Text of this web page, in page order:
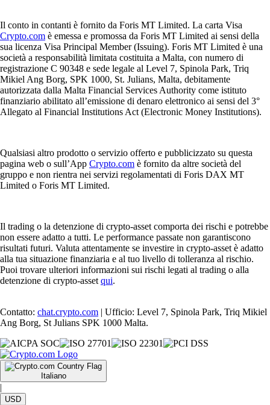
Il conto in contanti è fornito da Foris MT Limited. La carta Visa
Crypto.com è emessa e promossa da Foris MT Limited ai sensi della
sua licenza Visa Principal Member (Issuing). Foris MT Limited è una
società a responsabilità limitata costituita a Malta, con numero di
registrazione C 90348 e sede legale al Level 7, Spinola Park, Triq
Mikiel Ang Borg, SPK 1000, St. Julians, Malta, debitamente
autorizzata dalla Malta Financial Services Authority come istituto
finanziario abilitato all’emissione di denaro elettronico ai sensi del 3°
Allegato al Financial Institutions Act (Electronic Money Institutions).
Qualsiasi altro prodotto o servizio offerto e pubblicizzato su questa
pagina web o sull’App Crypto.com è fornito da altre società del
gruppo e non rientra nei servizi regolamentati di Foris DAX MT
Limited o Foris MT Limited.
Il trading o la detenzione di crypto-asset comporta dei rischi e potrebbe
non essere adatto a tutti. Le performance passate non garantiscono
risultati futuri. Valuta attentamente se investire in crypto-asset è adatto
alla tua situazione finanziaria e al tuo livello di tolleranza al rischio.
Puoi trovare ulteriori informazioni sui rischi legati al trading o alla
detenzione di crypto-asset qui.
Contatto: chat.crypto.com | Ufficio: Level 7, Spinola Park, Triq Mikiel
Ang Borg, St Julians SPK 1000 Malta.
Italiano
|
USD